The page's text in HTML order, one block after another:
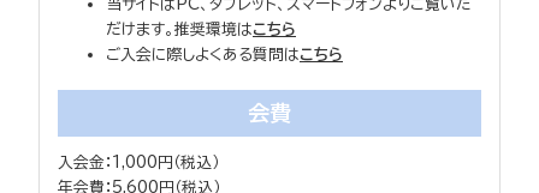
当サイトはPC、タブレット、スマートフォンよりご覧いた
だけます。推奨環境はこちら
ご入会に際しよくある質問はこちら
会費
入会金：1,000円（税込）
年会費：5,600円（税込）